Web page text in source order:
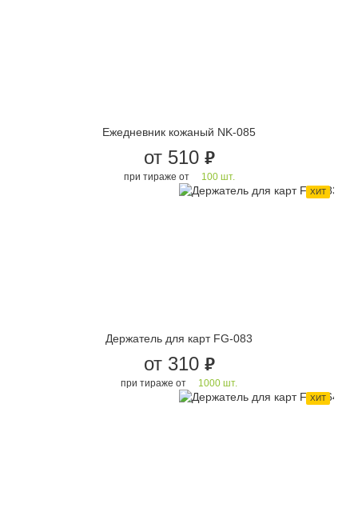
Ежедневник кожаный NK-085
от 510 руб.
при тираже от 100 шт.
ХИТ
Держатель для карт FG-083
от 310 руб.
при тираже от 1000 шт.
ХИТ